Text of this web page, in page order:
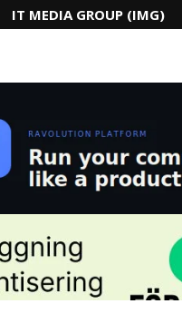
IT MEDIA GROUP (IMG)